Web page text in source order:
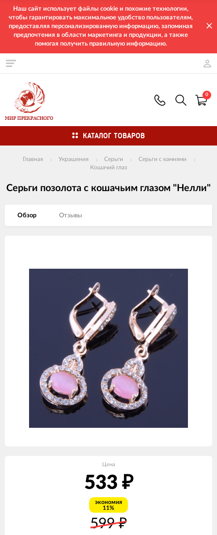
Наш сайт использует файлы cookie и похожие технологии,
чтобы гарантировать максимальное удобство пользователям,
предоставляя персонализированную информацию, запоминая
предпочтения в области маркетинга и продукции, а также
помогая получить правильную информацию.
0
КАТАЛОГ ТОВАРОВ
Главная Украшения Серьги
Серьги с камнями
Кошачий глаз
Серьги позолота с кошачьим глазом "Нелли"
Обзор Отзывы
Цена
533 ₽
экономия
11%
599₽